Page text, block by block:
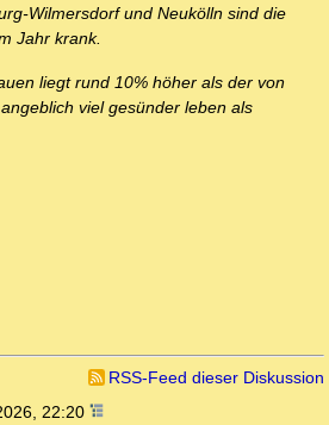
Wilmersdorf und Neukölln sind die
Jahr krank.
liegt rund 10% höher als der von
viel gesünder leben als
RSS-Feed dieser Diskussion
22:20